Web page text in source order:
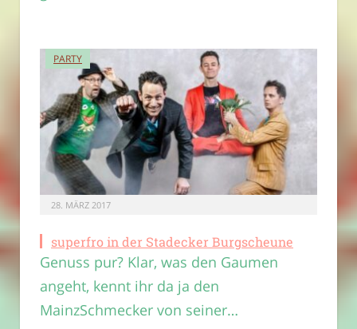
PARTY
28. MÄRZ 2017
superfro in der Stadecker Burgscheune
Genuss pur? Klar, was den Gaumen
angeht, kennt ihr da ja den
MainzSchmecker von seiner…